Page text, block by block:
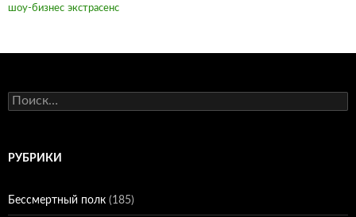
шоу-бизнес экстрасенс
Найти:
РУБРИКИ
Бессмертный полк (185)